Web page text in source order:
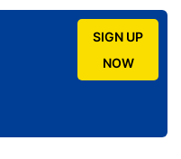
SIGN UP
NOW